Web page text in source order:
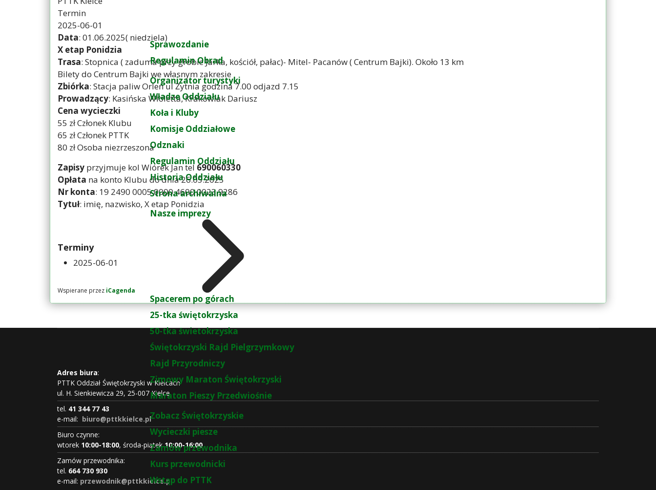
Sprawozdanie
Regulamin Obrad
Organizator turystyki
Władze Oddziału
Koła i Kluby
Komisje Oddziałowe
Odznaki
Regulamin Oddziału
Historia Oddziału
Strona archiwalna
Nasze imprezy
Spacerem po górach
25-tka świętokrzyska
50-tka świetokrzyska
Świętokrzyski Rajd Pielgrzymkowy
Rajd Przyrodniczy
Zimowy Maraton Świętokrzyski
Maraton Pieszy Przedwiośnie
Zobacz Świętokrzyskie
Wycieczki piesze
Zamów przewodnika
Kurs przewodnicki
Wstąp do PTTK
Termin
2025-06-01
Data: 01.06.2025( niedziela)
X etap Ponidzia
Trasa: Stopnica ( zaduma przy grobie Jarka, kościół, pałac)- Mitel- Pacanów ( Centrum Bajki). Około 13 km
Bilety do Centrum Bajki we własnym zakresie
Zbiórka: Stacja paliw Orlen ul Żytnia godzina 7.00 odjazd 7.15
Prowadzący: Kasińska Wioletta, Krakowiak Dariusz
Cena wycieczki
55 zł Członek Klubu
65 zł Członek PTTK
80 zł Osoba niezrzeszona
Zapisy przyjmuje kol Wiórek Jan tel 690060330
Opłata na konto Klubu do dnia 26.05.2025
Nr konta: 19 2490 0005 0000 4600 0023 9286
Tytuł: imię, nazwisko, X etap Ponidzia
Terminy
2025-06-01
Wspierane przez iCagenda
Adres biura:
PTTK Oddział Świętokrzyski w Kielcach
ul. H. Sienkiewicza 29, 25-007 Kielce
tel. 41 344 77 43
e-mail: biuro@pttkkielce.pl
Biuro czynne:
wtorek 10:00-18:00, środa-piątek10:00-16:00
Zamów przewodnika:
tel. 664 730 930
e-mail: przewodnik@pttkkielce.pl